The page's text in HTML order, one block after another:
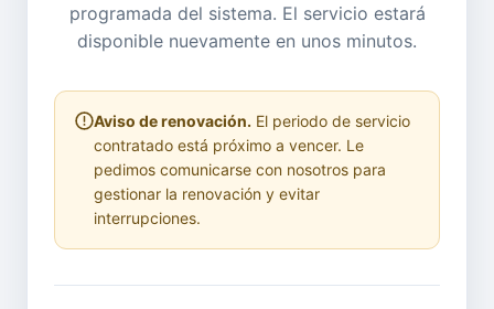
programada del sistema. El servicio estará
disponible nuevamente en unos minutos.
Aviso de renovación. El periodo de servicio
contratado está próximo a vencer. Le
pedimos comunicarse con nosotros para
gestionar la renovación y evitar
interrupciones.